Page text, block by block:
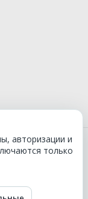
авторизации и
только